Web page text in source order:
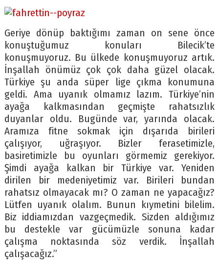
Geriye dönüp baktığımı zaman on sene önce
konuştuğumuz konuları Bilecik’te
konuşmuyoruz. Bu ülkede konuşmuyoruz artık.
İnşallah önümüz çok çok daha güzel olacak.
Türkiye şu anda süper lige çıkma konumuna
geldi. Ama uyanık olmamız lazım. Türkiye’nin
ayağa kalkmasından geçmişte rahatsızlık
duyanlar oldu. Bugünde var, yarında olacak.
Aramıza fitne sokmak için dışarıda birileri
çalışıyor, uğraşıyor. Bizler ferasetimizle,
basiretimizle bu oyunları görmemiz gerekiyor.
Şimdi ayağa kalkan bir Türkiye var. Yeniden
dirilen bir medeniyetimiz var. Birileri bundan
rahatsız olmayacak mı? O zaman ne yapacağız?
Lütfen uyanık olalım. Bunun kıymetini bilelim.
Biz iddiamızdan vazgeçmedik. Sizden aldığımız
bu destekle var gücümüzle sonuna kadar
çalışma noktasında söz verdik. İnşallah
çalışacağız.”